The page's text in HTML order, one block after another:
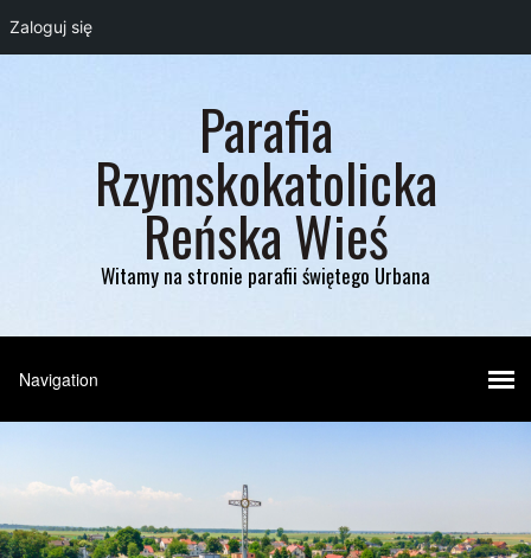
Parafia
Rzymskokatolicka
Reńska Wieś
Witamy na stronie parafii świętego Urbana
Zaloguj się